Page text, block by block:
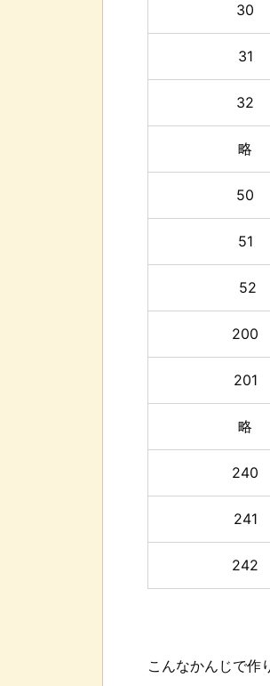
30
31
32
略
50
51
52
200
201
略
240
241
242
こんなかんじで作